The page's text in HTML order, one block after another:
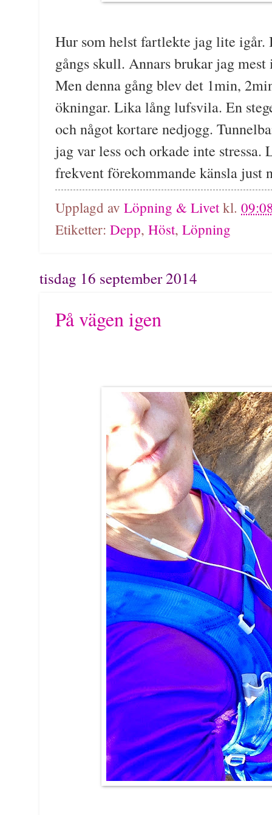
Hur som helst fartlekte jag lite
gångs skull. Annars brukar jag
Men denna gång blev det 1min,
ökningar. Lika lång lufsvila. En
och något kortare nedjogg.
jag var less och orkade inte stressa.
frekvent förekommande känsla just
Upplagd av Löpning & Livet kl.
Etiketter: Depp, Höst, Löpning
tisdag 16 september 2014
På vägen igen